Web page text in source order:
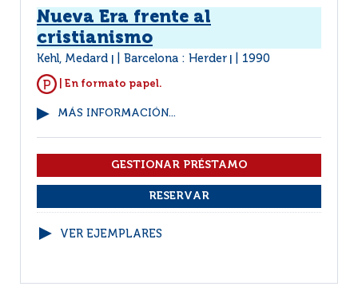
Nueva Era frente al
cristianismo
Kehl, Medard Barcelona : Herder 1990
| En formato papel.
MÁS INFORMACIÓN...
VER EJEMPLARES